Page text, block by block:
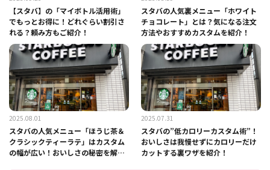
【スタバ】の「マイボトル活用術」
でもっとお得に！どれぐらい割引さ
れる？頼み方もご紹介！
スタバの人気裏メニュー「ホワイト
チョコレート」とは？気になる注文
方法やおすすめカスタムを紹介！
2025.08.01
スタバの人気メニュー「ほうじ茶＆
クラシックティーラテ」はカスタム
の幅が広い！おいしさの秘密を解
2025.07.31
スタバの”低カロリーカスタム術”！
おいしさは我慢せずにカロリーだけ
カットする裏ワザを紹介！